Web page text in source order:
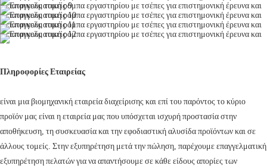
Πληροφορίες Εταιρείας
είναι μια βιομηχανική εταιρεία διαχείρισης και επί του παρόντος το κύριο
προϊόν μας είναι η εταιρεία μας που υπόσχεται ισχυρή προστασία στην
αποθήκευση, τη συσκευασία και την εφοδιαστική αλυσίδα προϊόντων και σε
άλλους τομείς. Στην εξυπηρέτηση μετά την πώληση, παρέχουμε επαγγελματική
εξυπηρέτηση πελατών για να απαντήσουμε σε κάθε είδους απορίες των